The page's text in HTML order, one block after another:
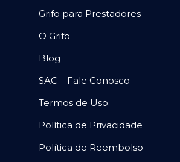
Grifo para Prestadores
O Grifo
Blog
SAC – Fale Conosco
Termos de Uso
Política de Privacidade
Política de Reembolso